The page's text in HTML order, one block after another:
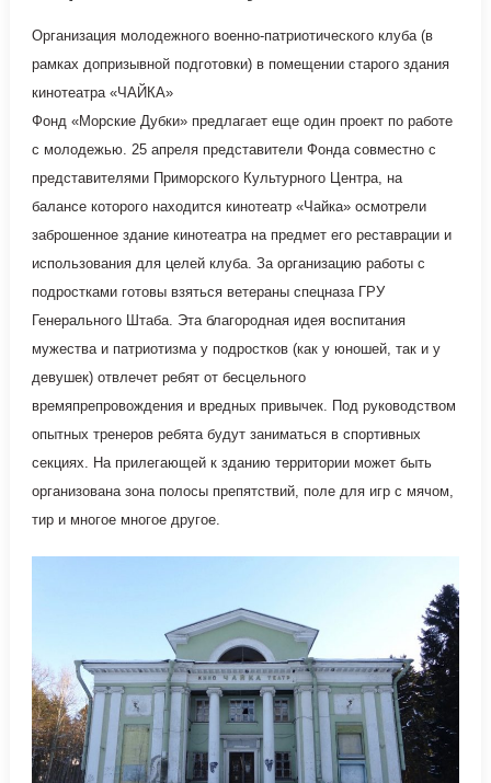
Организация молодежного военно-патриотического клуба (в
рамках допризывной подготовки) в помещении старого здания
кинотеатра «ЧАЙКА»
Фонд «Морские Дубки» предлагает еще один проект по работе
с молодежью. 25 апреля представители Фонда совместно с
представителями Приморского Культурного Центра, на
балансе которого находится кинотеатр «Чайка» осмотрели
заброшенное здание кинотеатра на предмет его реставрации и
использования для целей клуба. За организацию работы с
подростками готовы взяться ветераны спецназа ГРУ
Генерального Штаба. Эта благородная идея воспитания
мужества и патриотизма у подростков (как у юношей, так и у
девушек) отвлечет ребят от бесцельного
времяпрепровождения и вредных привычек. Под руководством
опытных тренеров ребята будут заниматься в спортивных
секциях. На прилегающей к зданию территории может быть
организована зона полосы препятствий, поле для игр с мячом,
тир и многое многое другое.